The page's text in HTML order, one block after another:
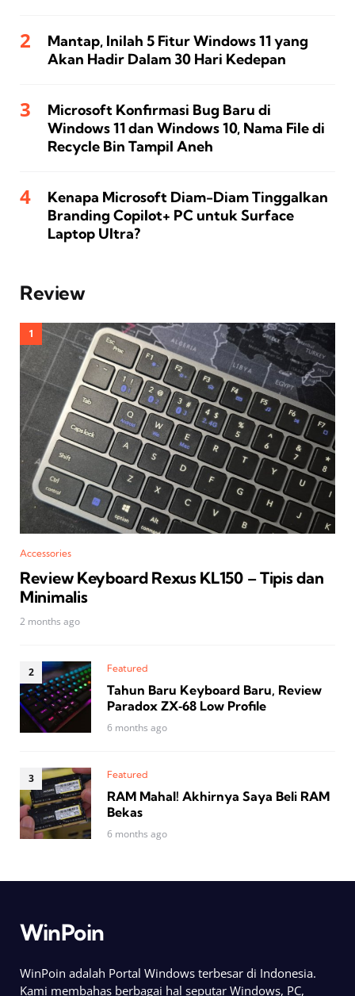
Mantap, Inilah 5 Fitur Windows 11 yang
Akan Hadir Dalam 30 Hari Kedepan
Microsoft Konfirmasi Bug Baru di
Windows 11 dan Windows 10, Nama File di
Recycle Bin Tampil Aneh
Kenapa Microsoft Diam-Diam Tinggalkan
Branding Copilot+ PC untuk Surface
Laptop Ultra?
Review
Accessories
Review Keyboard Rexus KL150 – Tipis dan
Minimalis
2 months ago
Featured
Tahun Baru Keyboard Baru, Review
Paradox ZX‑68 Low Profile
6 months ago
Featured
RAM Mahal! Akhirnya Saya Beli RAM
Bekas
6 months ago
WinPoin
WinPoin adalah Portal Windows terbesar di Indonesia.
Kami membahas berbagai hal seputar Windows, PC,